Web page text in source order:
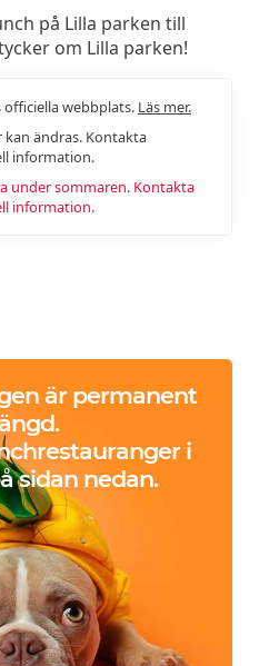
på Lilla parken till
om Lilla parken!
webbplats. Läs mer.
ändras. Kontakta
information.
under sommaren. Kontakta
information.
är permanent
i
sidan nedan.